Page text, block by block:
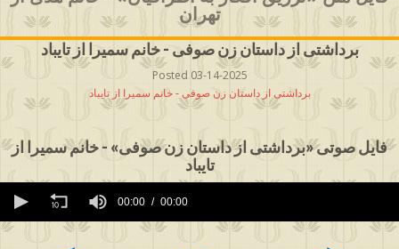
تهران
برداشتی از داستان زن صوفی - خانم سمیرا از تایباد
Posted 03-14-2025
برداشتی از داستان زن صوفی - خانم سمیرا از تایباد
فایل صوتی «برداشتی از داستان زن صوفی» - خانم سمیرا از
تایباد
seconds
0
00:00 00:00